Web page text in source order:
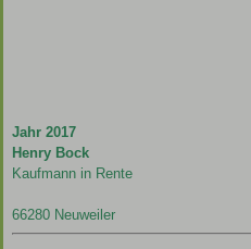
Jahr 2017
Henry Bock
Kaufmann in Rente
66280 Neuweiler